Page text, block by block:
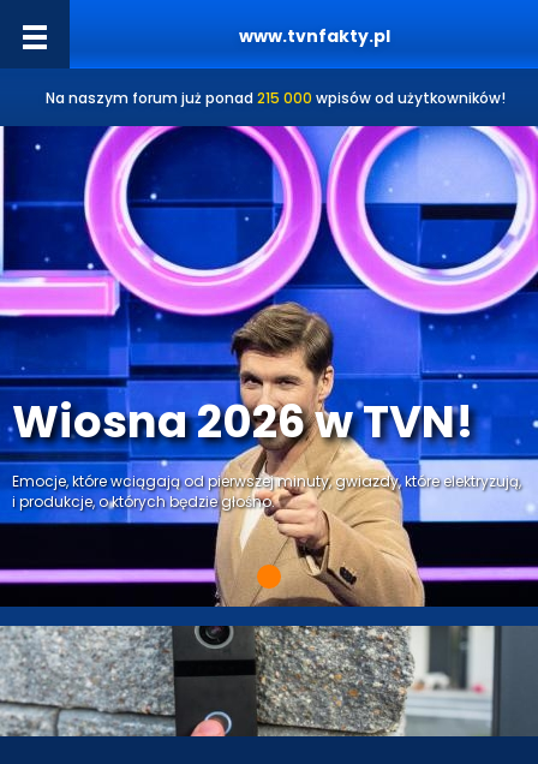
www.tvnfakty.pl
Na naszym forum już ponad 215 000 wpisów od użytkowników!
Wiosna 2026 w TVN!
Emocje, które wciągają od pierwszej minuty, gwiazdy, które elektryzują,
i produkcje, o których będzie głośno.